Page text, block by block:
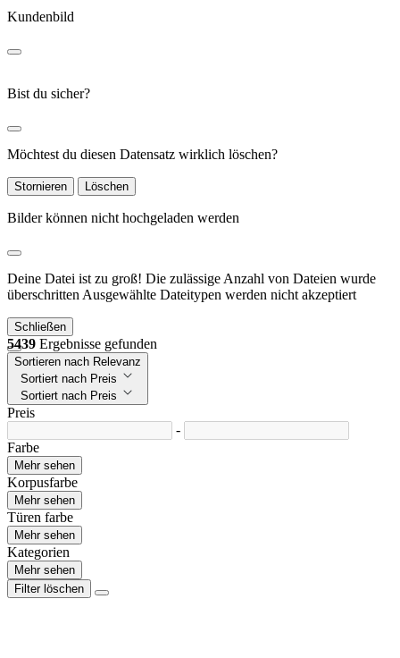
Kundenbild
Bist du sicher?
Möchtest du diesen Datensatz wirklich löschen?
Stornieren Löschen
Bilder können nicht hochgeladen werden
Deine Datei ist zu groß! Die zulässige Anzahl von Dateien wurde
überschritten Ausgewählte Dateitypen werden nicht akzeptiert
Schließen
5439 Ergebnisse gefunden
Sortieren nach Relevanz
Sortiert nach Preis
Sortiert nach Preis
Preis
-
Farbe
Mehr sehen
Korpusfarbe
Mehr sehen
Türen farbe
Mehr sehen
Kategorien
Mehr sehen
Filter löschen